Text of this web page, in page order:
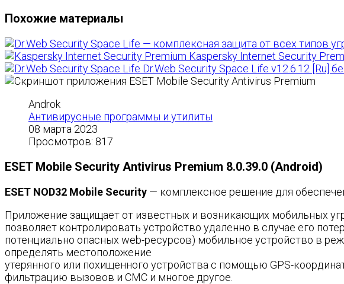
Похожие материалы
Kaspersky Internet Security
Dr.Web Security Space Life v12.6.12 [Ru]
Androk
Антивирусные программы и утилиты
08 марта 2023
Просмотров: 817
ESET Mobile Security Antivirus Premium 8.0.39.0 (Android)
ESET NOD32 Mobile Security — комплексное решение для
Приложение защищает от известных и возникающих мобильных
позволяет контролировать устройство удаленно в случае его
потенциально опасных web-ресурсов) мобильное устройство в
определять местоположение
утерянного или похищенного устройства с помощью GPS-
фильтрацию вызовов и СМС и многое другое.